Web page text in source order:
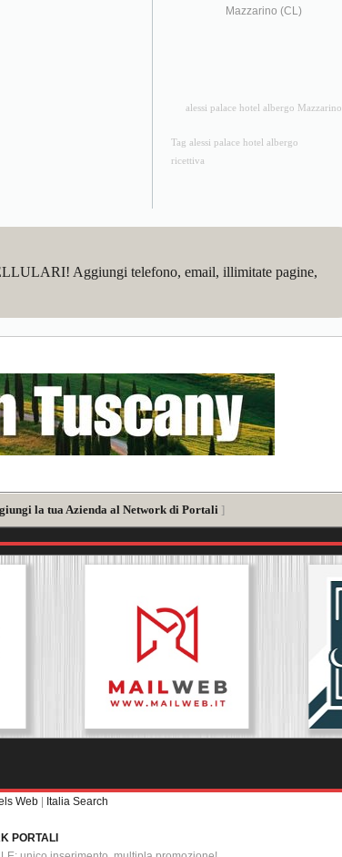
Mazzarino (CL)
alessi palace hotel albergo Mazzarino
Tag alessi palace hotel albergo
ricettiva
Aggiungi telefono, email, illimitate pagine,
la tua Azienda al Network di Portali ]
Web | Italia Search
PORTALI